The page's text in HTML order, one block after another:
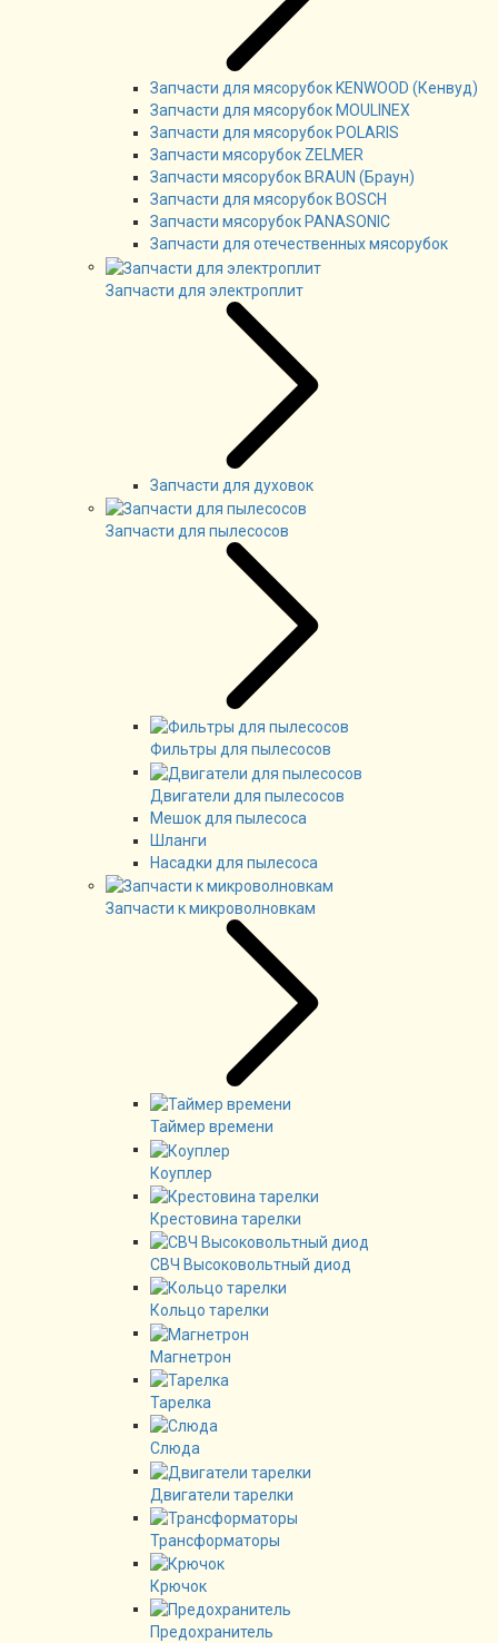
Запчасти для мясорубок KENWOOD (Кенвуд)
Запчасти для мясорубок MOULINEX
Запчасти для мясорубок POLARIS
Запчасти мясорубок ZELMER
Запчасти мясорубок BRAUN (Браун)
Запчасти для мясорубок BOSCH
Запчасти мясорубок PANASONIC
Запчасти для отечественных мясорубок
Запчасти для электроплит
Запчасти для духовок
Запчасти для пылесосов
Фильтры для пылесосов
Двигатели для пылесосов
Мешок для пылесоса
Шланги
Насадки для пылесоса
Запчасти к микроволновкам
Таймер времени
Коуплер
Крестовина тарелки
СВЧ Высоковольтный диод
Кольцо тарелки
Магнетрон
Тарелка
Слюда
Двигатели тарелки
Трансформаторы
Крючок
Предохранитель